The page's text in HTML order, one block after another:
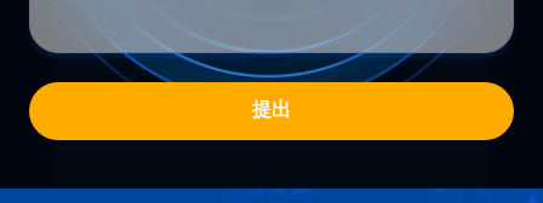
提出